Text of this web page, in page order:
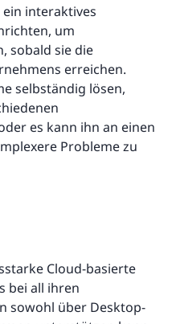
interaktives
um
sobald sie die
erreichen.
selbständig lösen,
es kann ihn an einen
Probleme zu
Cloud-basierte
bei all ihren
sowohl über Desktop-